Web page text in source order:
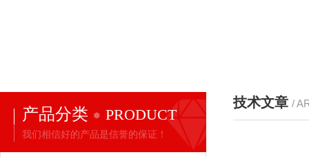
产品分类 PRODUCT
我们相信好的产品是信誉的保证！
技术文章 /